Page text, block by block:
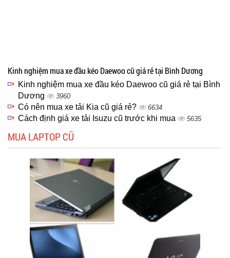
Kinh nghiệm mua xe đầu kéo Daewoo cũ giá rẻ tại Bình Dương
Kinh nghiệm mua xe đầu kéo Daewoo cũ giá rẻ tại Bình
Dương
3960
Có nên mua xe tải Kia cũ giá rẻ? 6634
Cách định giá xe tải Isuzu cũ trước khi mua 5635
MUA LAPTOP CŨ